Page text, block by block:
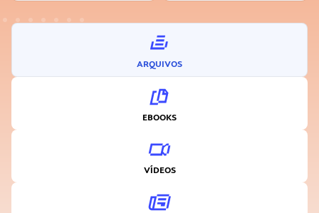
ARQUIVOS
EBOOKS
VÍDEOS